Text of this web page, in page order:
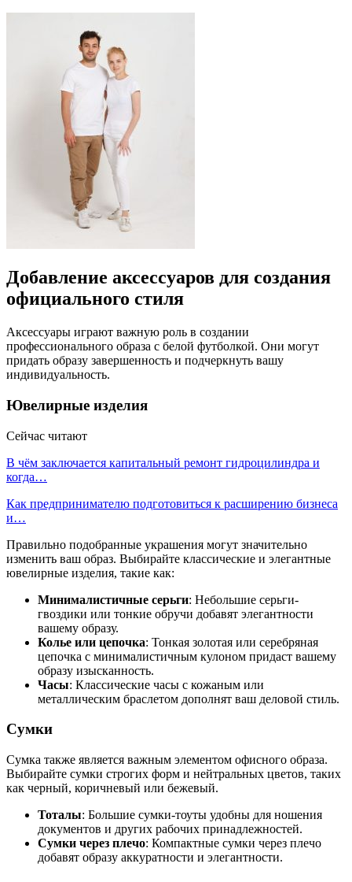
Добавление аксессуаров для создания
официального стиля
Аксессуары играют важную роль в создании
профессионального образа с белой футболкой. Они могут
придать образу завершенность и подчеркнуть вашу
индивидуальность.
Ювелирные изделия
Сейчас читают
В чём заключается капитальный ремонт гидроцилиндра и
когда…
Как предпринимателю подготовиться к расширению бизнеса
и…
Правильно подобранные украшения могут значительно
изменить ваш образ. Выбирайте классические и элегантные
ювелирные изделия, такие как:
Минималистичные серьги: Небольшие серьги-
гвоздики или тонкие обручи добавят элегантности
вашему образу.
Колье или цепочка: Тонкая золотая или серебряная
цепочка с минималистичным кулоном придаст вашему
образу изысканность.
Часы: Классические часы с кожаным или
металлическим браслетом дополнят ваш деловой стиль.
Сумки
Сумка также является важным элементом офисного образа.
Выбирайте сумки строгих форм и нейтральных цветов, таких
как черный, коричневый или бежевый.
Тоталы: Большие сумки-тоуты удобны для ношения
документов и других рабочих принадлежностей.
Сумки через плечо: Компактные сумки через плечо
добавят образу аккуратности и элегантности.